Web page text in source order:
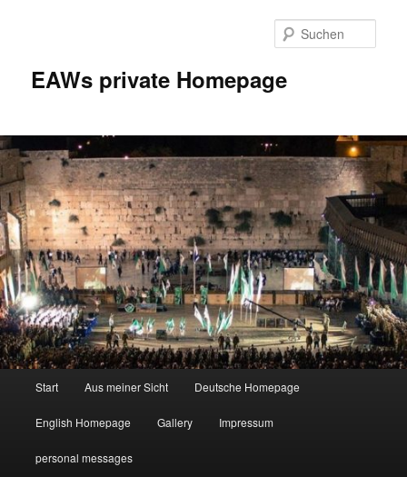
EAWs private Homepage
Start Aus meiner Sicht Deutsche Homepage
English Homepage Gallery Impressum
personal messages